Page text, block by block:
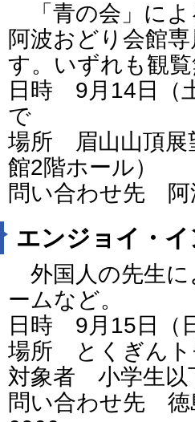
「青の会」によ
阿波おどり会館
す。いずれも観
日時 9月14日（
で
場所 眉山山頂展
館2階ホール）
問い合わせ先 阿
エンジョイ・
外国人の先生に
ームなど。
日時 9月15日（
場所 とくぎんト
対象者 小学生以
問い合わせ先 徳